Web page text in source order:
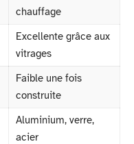
chauffage
Excellente grâce aux
vitrages
Faible une fois
construite
Aluminium, verre,
acier